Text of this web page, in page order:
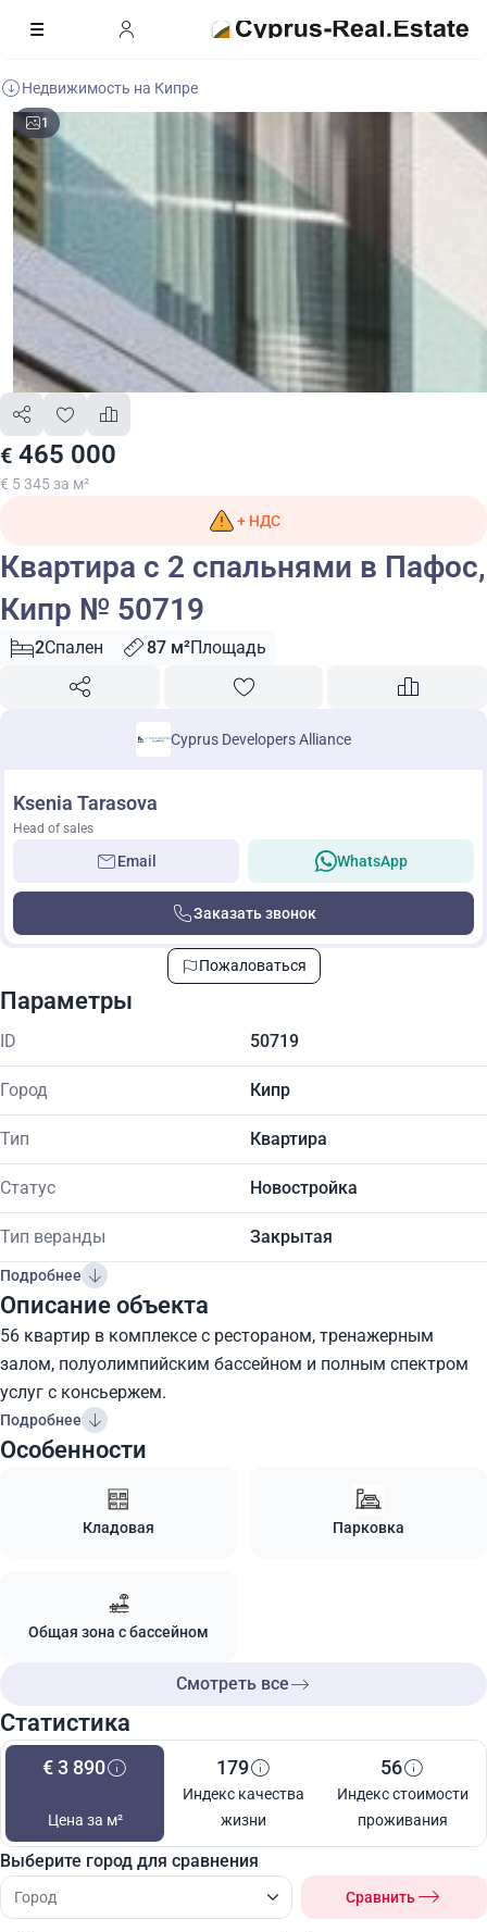
Недвижимость на Кипре
1
€ 465 000
€ 5 345 за м²
+ НДС
Квартира с 2 спальнями в Пафос,
Кипр № 50719
2Спален 87 м²Площадь
Cyprus Developers Alliance
Ksenia Tarasova
Head of sales
Email WhatsApp
Заказать звонок
Пожаловаться
Параметры
ID 50719
Город Кипр
Тип Квартира
Статус Новостройка
Тип веранды Закрытая
Подробнее
Описание объекта
56 квартир в комплексе с рестораном, тренажерным
залом, полуолимпийским бассейном и полным спектром
услуг с консьержем.
Подробнее
Особенности
Кладовая Парковка
Общая зона с бассейном
Смотреть все
Статистика
€ 3 890
Цена за м²
179
Индекс качества
жизни
56
Индекс стоимости
проживания
Выберите город для сравнения
Сравнить